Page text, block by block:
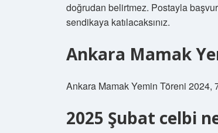
doğrudan belirtmez. Postayla
sendikaya katılacaksınız.
Ankara Mamak
Ankara Mamak Yemin Töreni 2024,
2025 Şubat celbi